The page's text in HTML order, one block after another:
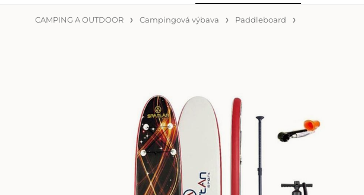
CAMPING A OUTDOOR Campingová výbava Paddleboard